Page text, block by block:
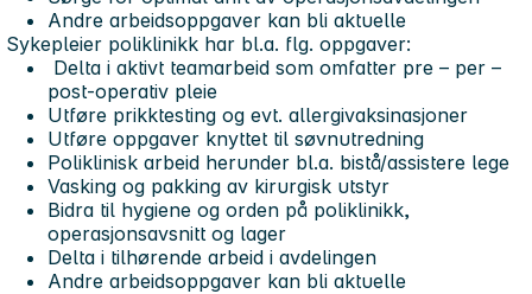
Andre arbeidsoppgaver kan bli aktuelle
Sykepleier poliklinikk har bl.a. flg. oppgaver:
Delta i aktivt teamarbeid som omfatter pre – per –
post-operativ pleie
Utføre prikktesting og evt. allergivaksinasjoner
Utføre oppgaver knyttet til søvnutredning
Poliklinisk arbeid herunder bl.a. bistå/assistere lege
Vasking og pakking av kirurgisk utstyr
Bidra til hygiene og orden på poliklinikk,
operasjonsavsnitt og lager
Delta i tilhørende arbeid i avdelingen
Andre arbeidsoppgaver kan bli aktuelle